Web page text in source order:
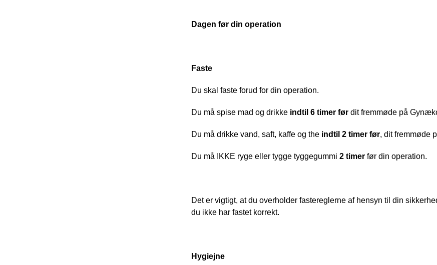
Dagen før din operation
Faste
Du skal faste forud for din operation.
Du må spise mad og drikke indtil 6 timer før dit fremmøde på
Du må drikke vand, saft, kaffe og the indtil 2 timer før, dit fremmøde
Du må IKKE ryge eller tygge tyggegummi 2 timer før din operation.
Det er vigtigt, at du overholder fastereglerne af hensyn til din
du ikke har fastet korrekt.
Hygiejne